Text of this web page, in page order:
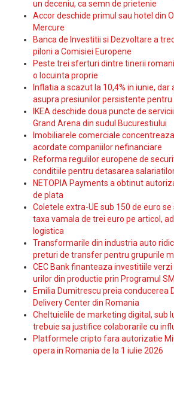
un deceniu, ca semn de prietenie
Accor deschide primul sau hotel din
Mercure
Banca de Investitii si Dezvoltare a
piloni a Comisiei Europene
Peste trei sferturi dintre tinerii
o locuinta proprie
Inflatia a scazut la 10,4% in iunie,
asupra presiunilor persistente pentru
IKEA deschide doua puncte de
Grand Arena din sudul Bucurestiului
Imobiliarele comerciale
acordate companiilor nefinanciare
Reforma regulilor europene de
conditiile pentru detasarea
NETOPIA Payments a obtinut
de plata
Coletele extra-UE sub 150 de euro
taxa vamala de trei euro pe articol,
logistica
Transformarile din industria auto
preturi de transfer pentru grupurile
CEC Bank finanteaza investitiile
urilor din productie prin Programul
Emilia Dumitrescu preia conducerea
Delivery Center din Romania
Cheltuielile de marketing digital, sub
trebuie sa justifice colaborarile cu
Platformele cripto fara autorizatie
opera in Romania de la 1 iulie 2026